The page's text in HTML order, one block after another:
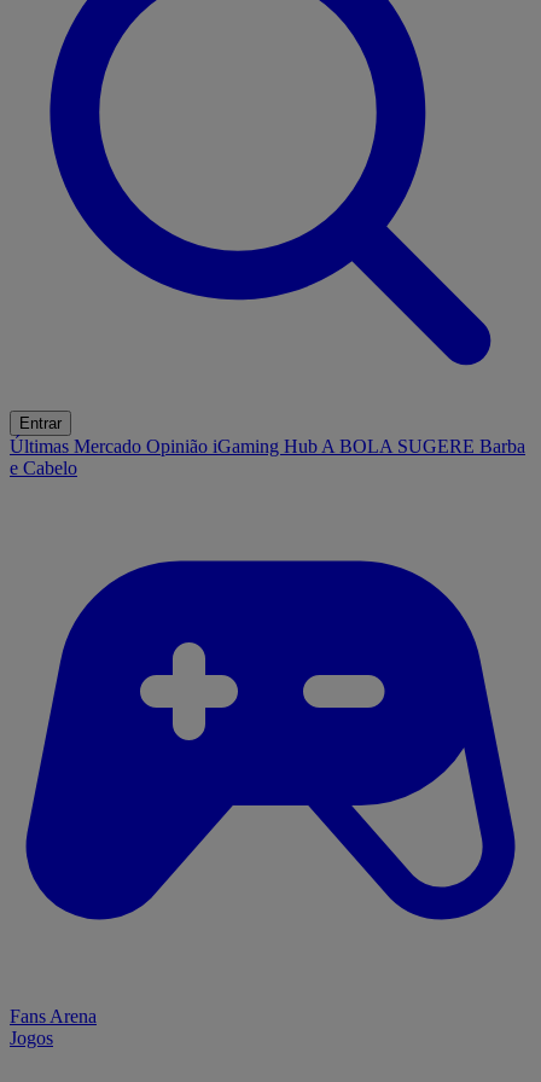
Entrar
Últimas Mercado Opinião iGaming Hub A BOLA SUGERE Barba
e Cabelo
Fans Arena
Jogos